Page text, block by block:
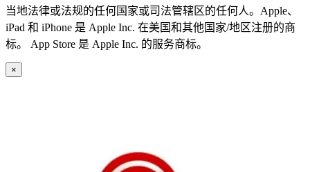
当地法律或法规的任何国家或司法管辖区的任何人。Apple、
iPad 和 iPhone 是 Apple Inc. 在美国和其他国家/地区注册的商
标。 App Store 是 Apple Inc. 的服务商标。
×